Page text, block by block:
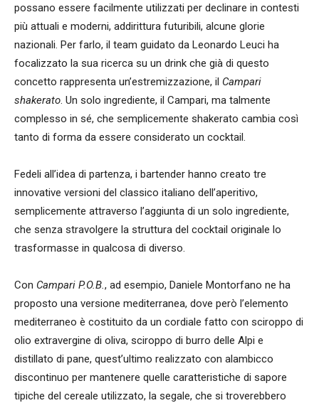
possano essere facilmente utilizzati per declinare in contesti
più attuali e moderni, addirittura futuribili, alcune glorie
nazionali. Per farlo, il team guidato da Leonardo Leuci ha
focalizzato la sua ricerca su un drink che già di questo
concetto rappresenta un’estremizzazione, il Campari
shakerato . Un solo ingrediente, il Campari, ma talmente
complesso in sé, che semplicemente shakerato cambia così
tanto di forma da essere considerato un cocktail.
Fedeli all’idea di partenza, i bartender hanno creato tre
innovative versioni del classico italiano dell’aperitivo,
semplicemente attraverso l’aggiunta di un solo ingrediente,
che senza stravolgere la struttura del cocktail originale lo
trasformasse in qualcosa di diverso.
Con Campari P.O.B. , ad esempio, Daniele Montorfano ne ha
proposto una versione mediterranea, dove però l’elemento
mediterraneo è costituito da un cordiale fatto con sciroppo di
olio extravergine di oliva, sciroppo di burro delle Alpi e
distillato di pane, quest’ultimo realizzato con alambicco
discontinuo per mantenere quelle caratteristiche di sapore
tipiche del cereale utilizzato, la segale, che si troverebbero